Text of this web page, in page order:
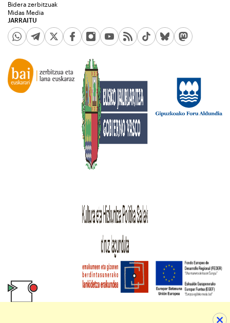
JARRAITU
Bidera zerbitzuak
Midas Media